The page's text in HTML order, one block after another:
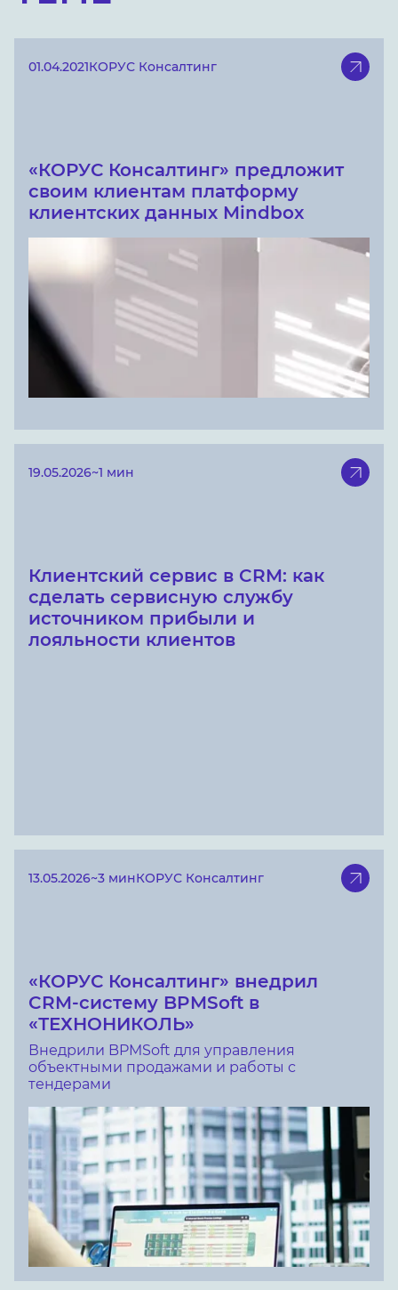
01.04.2021КОРУС Консалтинг
«КОРУС Консалтинг» предложит
своим клиентам платформу
клиентских данных Mindbox
19.05.2026~1 мин
Клиентский сервис в CRM: как
сделать сервисную службу
источником прибыли и
лояльности клиентов
13.05.2026~3 минКОРУС Консалтинг
«КОРУС Консалтинг» внедрил
CRM-систему BPMSoft в
«ТЕХНОНИКОЛЬ»
Внедрили BPMSoft для управления
объектными продажами и работы с
тендерами